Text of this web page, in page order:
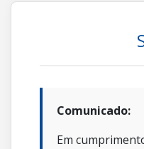
Comunicado:
Em